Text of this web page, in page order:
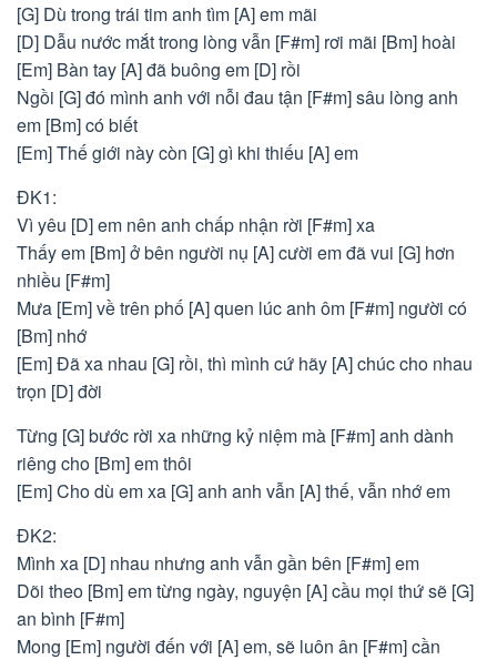
[G] Dù trong trái tim anh tìm [A] em mãi
[D] Dẫu nước mắt trong lòng vẫn [F#m] rơi mãi [Bm] hoài
[Em] Bàn tay [A] đã buông em [D] rồi
Ngồi [G] đó mình anh với nỗi đau tận [F#m] sâu lòng anh
em [Bm] có biết
[Em] Thế giới này còn [G] gì khi thiếu [A] em
ĐK1:
Vì yêu [D] em nên anh chấp nhận rời [F#m] xa
Thấy em [Bm] ở bên người nụ [A] cười em đã vui [G] hơn
nhiều [F#m]
Mưa [Em] về trên phố [A] quen lúc anh ôm [F#m] người có
[Bm] nhớ
[Em] Đã xa nhau [G] rồi, thì mình cứ hãy [A] chúc cho nhau
trọn [D] đời
Từng [G] bước rời xa những kỷ niệm mà [F#m] anh dành
riêng cho [Bm] em thôi
[Em] Cho dù em xa [G] anh anh vẫn [A] thế, vẫn nhớ em
ĐK2:
Mình xa [D] nhau nhưng anh vẫn gần bên [F#m] em
Dõi theo [Bm] em từng ngày, nguyện [A] cầu mọi thứ sẽ [G]
an bình [F#m]
Mong [Em] người đến với [A] em, sẽ luôn ân [F#m] cần